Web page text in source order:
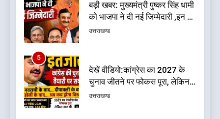
देखें वीडियो:कांग्रेस का 2027 के
चुनाव जीतने पर फोकस पूरा, लेकिन
संगठन अभी भी अधूरा, कार्यकारिणी
उत्तराखण्ड
6
कांग्रेस का 2027 के चुनाव जीतने
पर फोकस पूरा, लेकिन संगठन अभी
भी अधूरा
उत्तराखण्ड